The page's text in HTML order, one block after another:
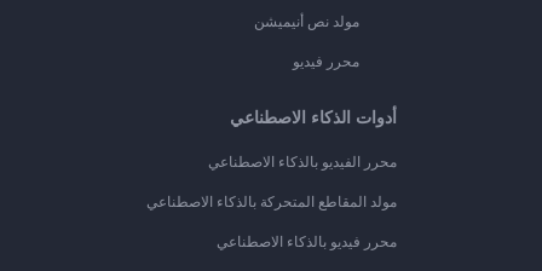
مولد نص أنيميشن
محرر فيديو
أدوات الذكاء الاصطناعي
محرر الفيديو بالذكاء الاصطناعي
مولد المقاطع المتحركة بالذكاء الاصطناعي
محرر فيديو بالذكاء الاصطناعي